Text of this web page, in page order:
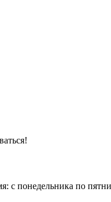
с понедельника по